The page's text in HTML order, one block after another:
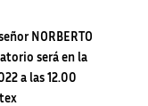
NORBERTO
será en la
a las 12.00